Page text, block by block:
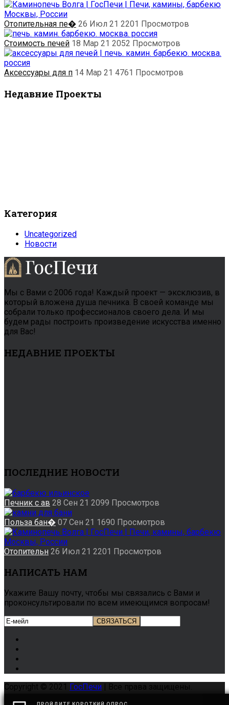
Отопительная пе� 26 Июл 21 2201 Просмотров
Стоимость печей 18 Мар 21 2052 Просмотров
Аксессуары для п 14 Мар 21 4761 Просмотров
Недавние Проекты
Категория
Uncategorized
Новости
Мы с Вами с 2006 года! Каждый проект — эксклюзив, в
который вложена душа печника. В своей команде мы
собрали только профессионалов своего дела. И мы
будем рады построить произведение искусства именно
для Вас!
НЕДАВНИЕ ПРОЕКТЫ
ПОСЛЕДНИЕ НОВОСТИ
Печник с ав 28 Сен 21 2099 Просмотров
Польза бан� 07 Сен 21 1690 Просмотров
Отопительн 26 Июл 21 2201 Просмотров
НАПИСАТЬ НАМ
Укажите Вашу почту, чтобы мы связались с Вами и
проконсультировали по всем имеющимся вопросам!
Copyright © 2021 ГосПечи | Все права защищены.